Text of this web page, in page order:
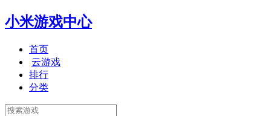
小米游戏中心
首页
云游戏
排行
分类